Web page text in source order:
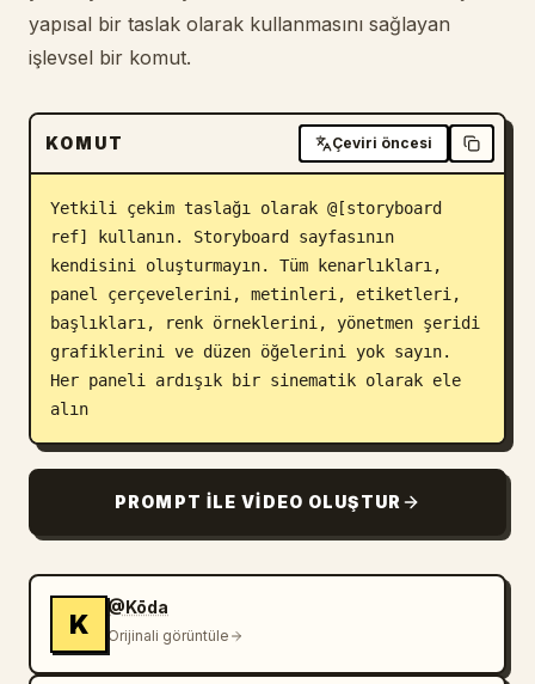
yapısal bir taslak olarak kullanmasını sağlayan
işlevsel bir komut.
KOMUT Çeviri öncesi
Yetkili çekim taslağı olarak @[storyboard
ref] kullanın. Storyboard sayfasının
kendisini oluşturmayın. Tüm kenarlıkları,
panel çerçevelerini, metinleri, etiketleri,
başlıkları, renk örneklerini, yönetmen şeridi
grafiklerini ve düzen öğelerini yok sayın.
Her paneli ardışık bir sinematik olarak ele
alın
PROMPT ILE VIDEO OLUŞTUR
K
@Kōda
Orijinali görüntüle